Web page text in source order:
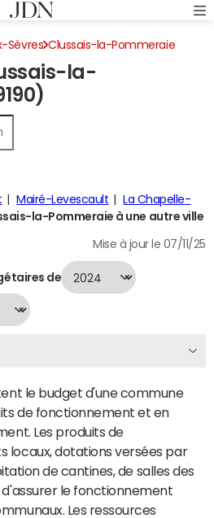
Sèvres Clussais-la-Pommeraie
la-
Mairé-Levescault
La Chapelle-
la-Pommeraie à une autre ville
Mise à jour le 07/11/25
de
le budget d'une commune
de fonctionnement et en
Les produits de
locaux, dotations versées par
de cantines, de salles des
le fonctionnement
Les ressources